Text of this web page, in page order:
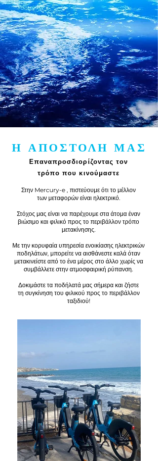
Η ΑΠΟΣΤΟΛΗ ΜΑΣ
Επαναπροσδιορίζοντας τον
τρόπο που κινούμαστε
Στην Mercury-e , πιστεύουμε ότι το μέλλον
των μεταφορών είναι ηλεκτρικό.
Στόχος μας είναι να παρέχουμε στα άτομα έναν
βιώσιμο και φιλικό προς το περιβάλλον τρόπο
μετακίνησης.
Με την κορυφαία υπηρεσία ενοικίασης ηλεκτρικών
ποδηλάτων, μπορείτε να αισθάνεστε καλά όταν
μετακινείστε από το ένα μέρος στο άλλο χωρίς να
συμβάλλετε στην ατμοσφαιρική ρύπανση.
Δοκιμάστε τα ποδήλατά μας σήμερα και ζήστε
τη συγκίνηση του φιλικού προς το περιβάλλον
ταξιδιού!